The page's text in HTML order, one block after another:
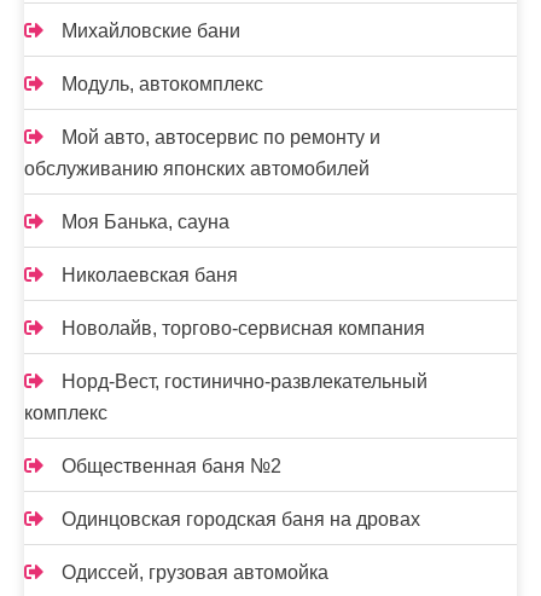
Михайловские бани
Модуль, автокомплекс
Мой авто, автосервис по ремонту и
обслуживанию японских автомобилей
Моя Банька, сауна
Николаевская баня
Новолайв, торгово-сервисная компания
Норд-Вест, гостинично-развлекательный
комплекс
Общественная баня №2
Одинцовская городская баня на дровах
Одиссей, грузовая автомойка